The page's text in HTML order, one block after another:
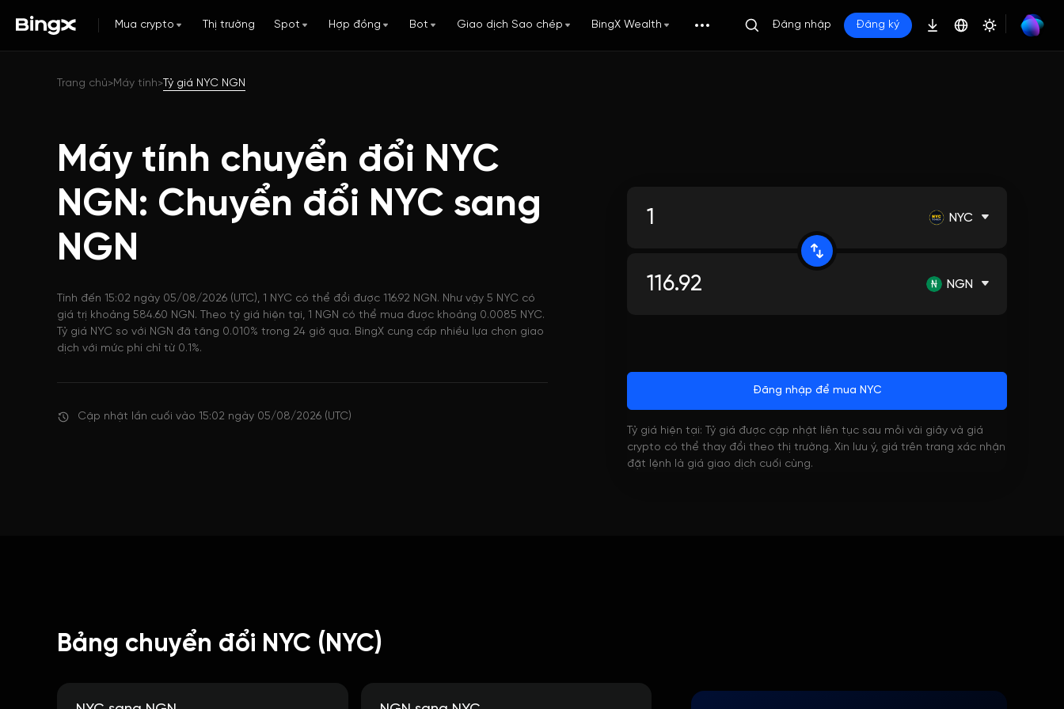
Mua crypto Thị trường Spot Hợp đồng Bot Giao dịch Sao chép BingX Wealth Đăng nhập Đăng ký
Trang chủ>Máy tính> Tỷ giá NYC NGN
Máy tính chuyển đổi NYC
NGN: Chuyển đổi NYC sang
NGN
Tính đến 15:02 ngày 05/08/2026 (UTC), 1 NYC có thể đổi được 116.92 NGN. Như vậy 5 NYC có
giá trị khoảng 584.60 NGN. Theo tỷ giá hiện tại, 1 NGN có thể mua được khoảng 0.0085 NYC.
Tỷ giá NYC so với NGN đã tăng 0.010% trong 24 giờ qua. BingX cung cấp nhiều lựa chọn giao
dịch với mức phí chỉ từ 0.1%.
Cập nhật lần cuối vào 15:02 ngày 05/08/2026 (UTC)
NYC
NGN
Đăng nhập để mua NYC
Tỷ giá hiện tại: Tỷ giá được cập nhật liên tục sau mỗi vài giây và giá
crypto có thể thay đổi theo thị trường. Xin lưu ý, giá trên trang xác nhận
đặt lệnh là giá giao dịch cuối cùng.
Bảng chuyển đổi NYC (NYC)